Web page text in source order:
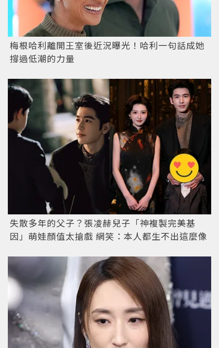
梅根哈利離開王室後近況曝光！哈利一句話成她
撐過低潮的力量
失散多年的父子？張凌赫兒子「神複製完美基
因」萌娃顏值太搶戲 網笑：本人都生不出這麼像